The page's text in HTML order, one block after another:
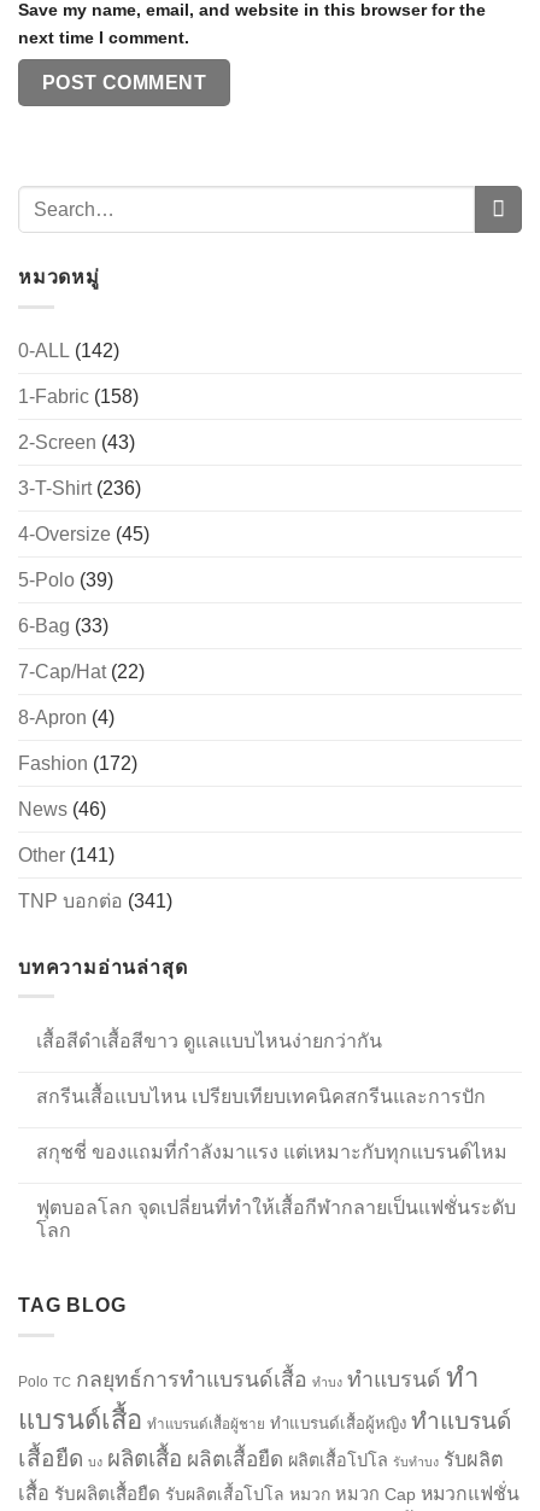
Save my name, email, and website in this browser for the
next time I comment.
หมวดหมู่
0-ALL (142)
1-Fabric (158)
2-Screen (43)
3-T-Shirt(236)
4-Oversize (45)
5-Polo (39)
6-Bag (33)
7-Cap/Hat(22)
8-Apron (4)
Fashion (172)
News (46)
Other (141)
TNP บอกต่อ (341)
บทความอ่านล่าสุด
เสื้อสีดำเสื้อสีขาว ดูแลแบบไหนง่ายกว่ากัน
สกรีนเสื้อแบบไหน เปรียบเทียบเทคนิคสกรีนและการปัก
สกุชชี่ ของแถมที่กำลังมาแรง แต่เหมาะกับทุกแบรนด์ไหม
ฟุตบอลโลก จุดเปลี่ยนที่ทำให้เสื้อกีฬากลายเป็นแฟชั่นระดับ
โลก
TAG BLOG
Polo TC กลยุทธ์การทำแบรนด์เสื้อ ทำบง ทำแบรนด์ ทำ
แบรนด์เสื้อ ทำแบรนด์เสื้อผู้ชาย ทำแบรนด์เสื้อผู้หญิง ทำแบรนด์
เสื้อยืด บง ผลิตเสื้อ ผลิตเสื้อยืด ผลิตเสื้อโปโล รับทำบง รับผลิต
เสื้อ รับผลิตเสื้อยืด รับผลิตเสื้อโปโล หมวก หมวก Cap หมวกแฟชั่น